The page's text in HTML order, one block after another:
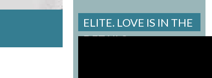
ELITE. LOVE IS IN THE
DETAILS.